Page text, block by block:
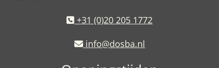
+31 (0)20 205 1772
info@dosba.nl